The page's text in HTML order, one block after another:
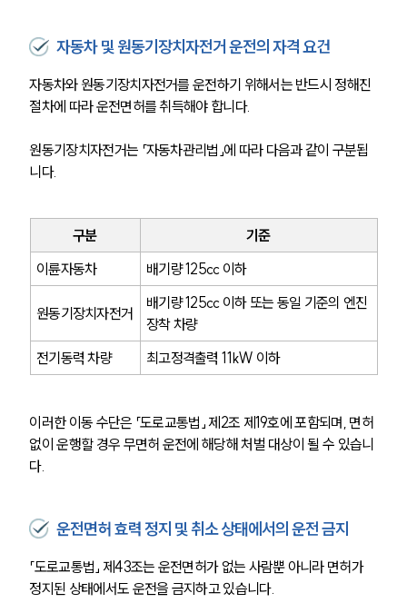
자동차 및 원동기장치자전거 운전의 자격 요건
자동차와 원동기장치자전거를 운전하기 위해서는 반드시 정해진
절차에 따라 운전면허를 취득해야 합니다.
원동기장치자전거는 「자동차관리법」에 따라 다음과 같이 구분됩
니다.
구분
기준
이륜자동차
배기량 125cc 이하
원동기장치자전거
배기량 125cc 이하 또는 동일 기준의 엔진
장착 차량
전기동력 차량
최고정격출력 11kW 이하
이러한 이동 수단은 「도로교통법」 제2조 제19호에 포함되며, 면허
없이 운행할 경우 무면허 운전에 해당해 처벌 대상이 될 수 있습니
다.
운전면허 효력 정지 및 취소 상태에서의 운전 금지
「도로교통법」 제43조는 운전면허가 없는 사람뿐 아니라 면허가
정지된 상태에서도 운전을 금지하고 있습니다.